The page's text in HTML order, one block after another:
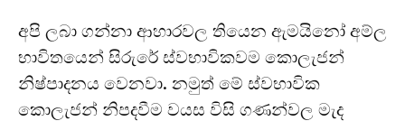
අපි ලබා ගන්නා ආහාරවල තියෙන ඇමයිනෝ අම්ල
භාවිතයෙන් සිරුරේ ස්වභාවිකවම කොලැජන්
නිෂ්පාදනය වෙනවා. නමුත් මේ ස්වභාවික
කොලැජන් නිපදවීම වයස විසි ගණන්වල මැද